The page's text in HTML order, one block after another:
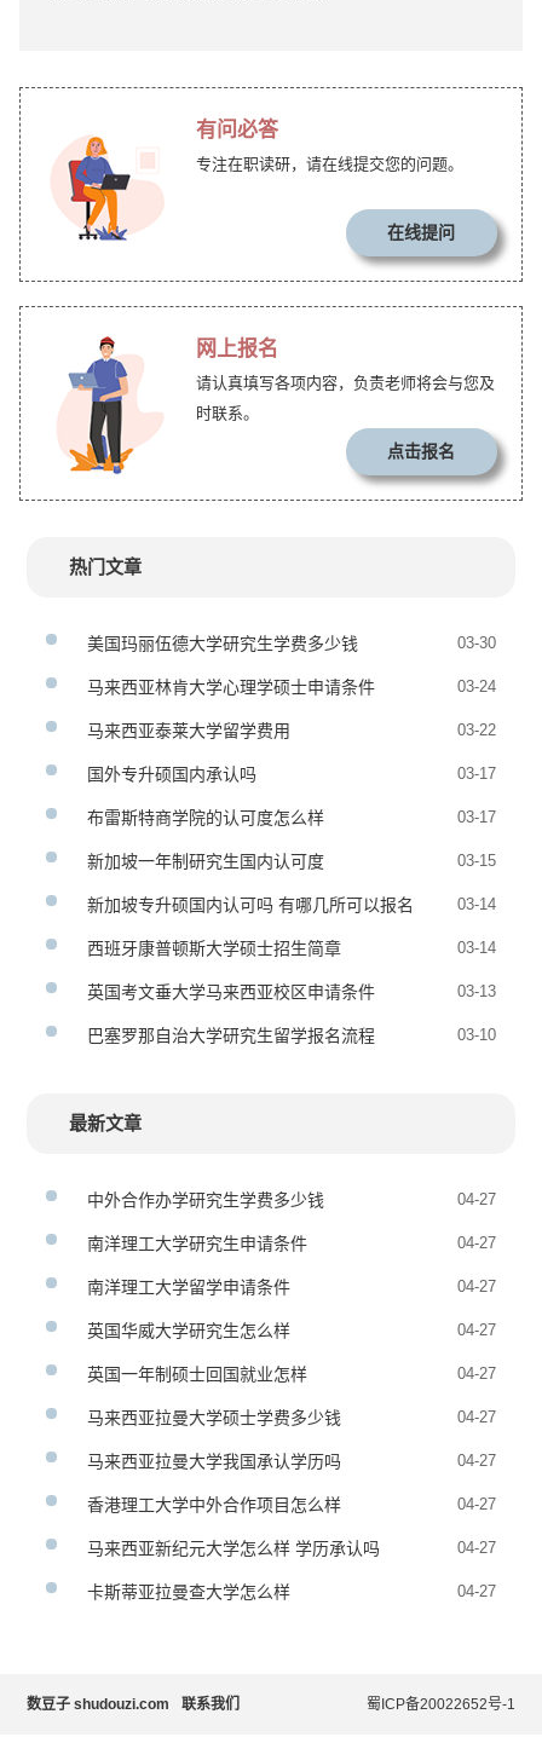
有问必答
专注在职读研，请在线提交您的问题。
在线提问
网上报名
请认真填写各项内容，负责老师将会与您及
时联系。
点击报名
热门文章
美国玛丽伍德大学研究生学费多少钱 03-30
马来西亚林肯大学心理学硕士申请条件 03-24
马来西亚泰莱大学留学费用 03-22
国外专升硕国内承认吗 03-17
布雷斯特商学院的认可度怎么样 03-17
新加坡一年制研究生国内认可度 03-15
新加坡专升硕国内认可吗 有哪几所可以报名 03-14
西班牙康普顿斯大学硕士招生简章 03-14
英国考文垂大学马来西亚校区申请条件 03-13
巴塞罗那自治大学研究生留学报名流程 03-10
最新文章
中外合作办学研究生学费多少钱 04-27
南洋理工大学研究生申请条件 04-27
南洋理工大学留学申请条件 04-27
英国华威大学研究生怎么样 04-27
英国一年制硕士回国就业怎样 04-27
马来西亚拉曼大学硕士学费多少钱 04-27
马来西亚拉曼大学我国承认学历吗 04-27
香港理工大学中外合作项目怎么样 04-27
马来西亚新纪元大学怎么样 学历承认吗 04-27
卡斯蒂亚拉曼查大学怎么样 04-27
数豆子 shudouzi.com 联系我们 蜀ICP备20022652号-1